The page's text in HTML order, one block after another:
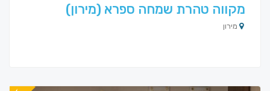
מקווה טהרת שמחה ספרא (מירון)
מירון